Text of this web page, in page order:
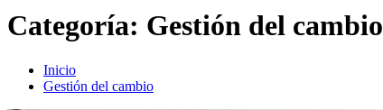
Categoría: Gestión del cambio
Inicio
Gestión del cambio